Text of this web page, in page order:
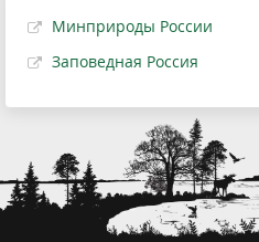
Минприроды России
Заповедная Россия